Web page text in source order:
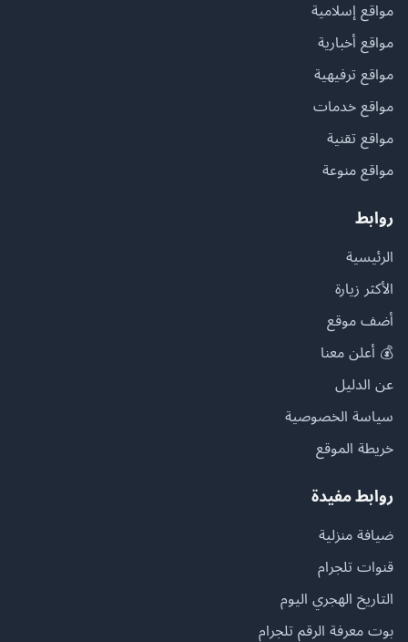
مواقع إسلامية
مواقع أخبارية
مواقع ترفيهية
مواقع خدمات
مواقع تقنية
مواقع منوعة
روابط
الرئيسية
الأكثر زيارة
أضف موقع
💰 أعلن معنا
عن الدليل
سياسة الخصوصية
خريطة الموقع
روابط مفيدة
ضيافة منزلية
قنوات تلجرام
التاريخ الهجري اليوم
بوت معرفة الرقم تلجرام